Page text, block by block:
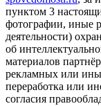
пунктом 3
фотографии, иные
деятельности)
об
материалов
рекламных или
переработка или
согласия